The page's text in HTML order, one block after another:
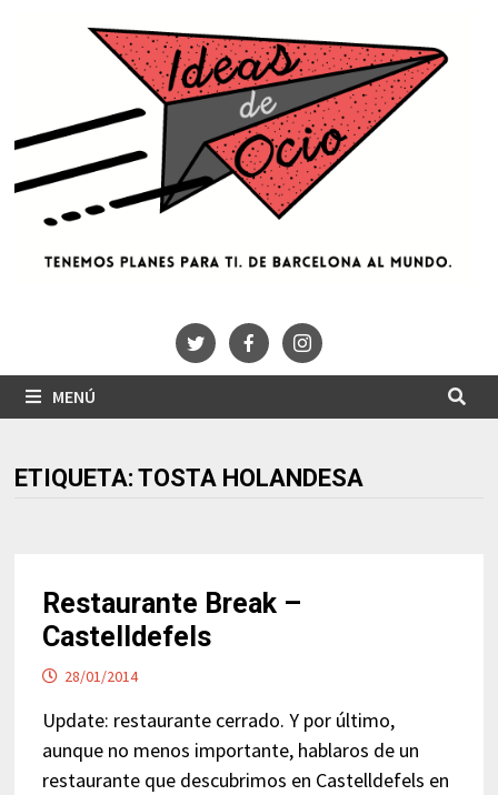
MENÚ
ETIQUETA: TOSTA HOLANDESA
Restaurante Break –
Castelldefels
28/01/2014
Update: restaurante cerrado. Y por último,
aunque no menos importante, hablaros de un
restaurante que descubrimos en Castelldefels en